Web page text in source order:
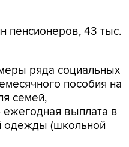
пенсионеров, 43 тыс.
ряда социальных
пособия на
семей,
выплата в
одежды (школьной